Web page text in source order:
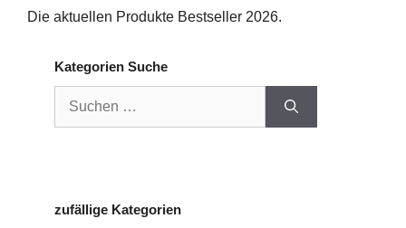
Die aktuellen Produkte Bestseller 2026.
Kategorien Suche
zufällige Kategorien